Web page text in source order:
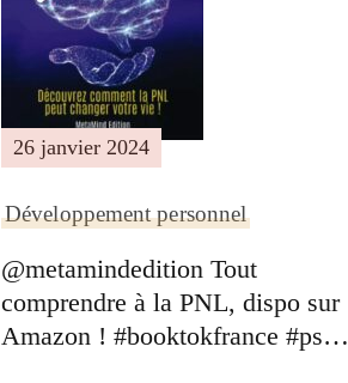
26 janvier 2024
Développement personnel
@metamindedition Tout
comprendre à la PNL, dispo sur
Amazon ! #booktokfrance #ps…